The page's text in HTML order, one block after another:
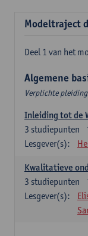
Modeltraject
Deel 1 van het
Algemene
Verplichte
Inleiding tot de
3 studiepunten
Lesgever(s):
Kwalitatieve
3 studiepunten
Lesgever(s):